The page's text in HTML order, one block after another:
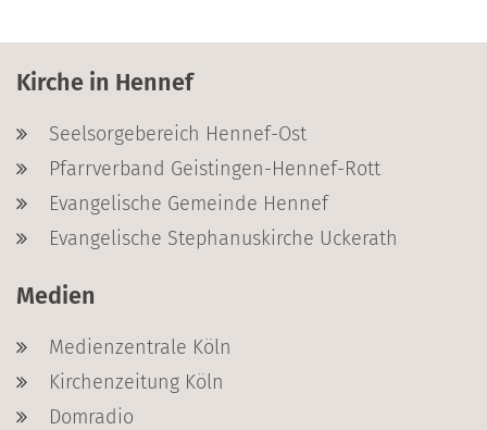
Kirche in Hennef
Seelsorgebereich Hennef-Ost
Pfarrverband Geistingen-Hennef-Rott
Evangelische Gemeinde Hennef
Evangelische Stephanuskirche Uckerath
Medien
Medienzentrale Köln
Kirchenzeitung Köln
Domradio